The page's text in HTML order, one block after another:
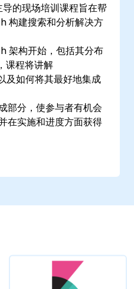
的现场培训课程旨在帮
构建搜索和分析解决方
架构开始，包括其分布
课程将讲解
如何将其最好地集成
部分，使参与者有机会
在实施和进度方面获得